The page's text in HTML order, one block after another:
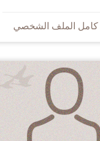
الملف الشخصي